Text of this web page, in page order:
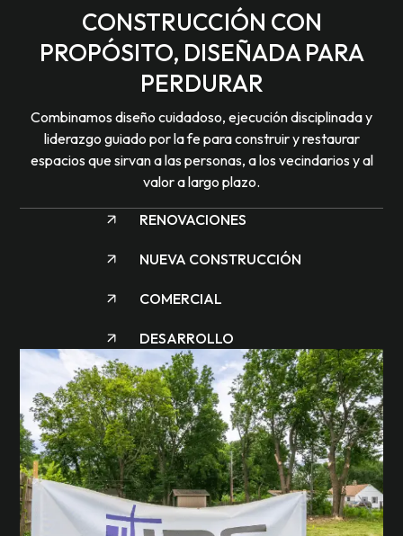
CONSTRUCCIÓN CON
PROPÓSITO, DISEÑADA PARA
PERDURAR
Combinamos diseño cuidadoso, ejecución disciplinada y
liderazgo guiado por la fe para construir y restaurar
espacios que sirvan a las personas, a los vecindarios y al
valor a largo plazo.
RENOVACIONES
NUEVA CONSTRUCCIÓN
COMERCIAL
DESARROLLO